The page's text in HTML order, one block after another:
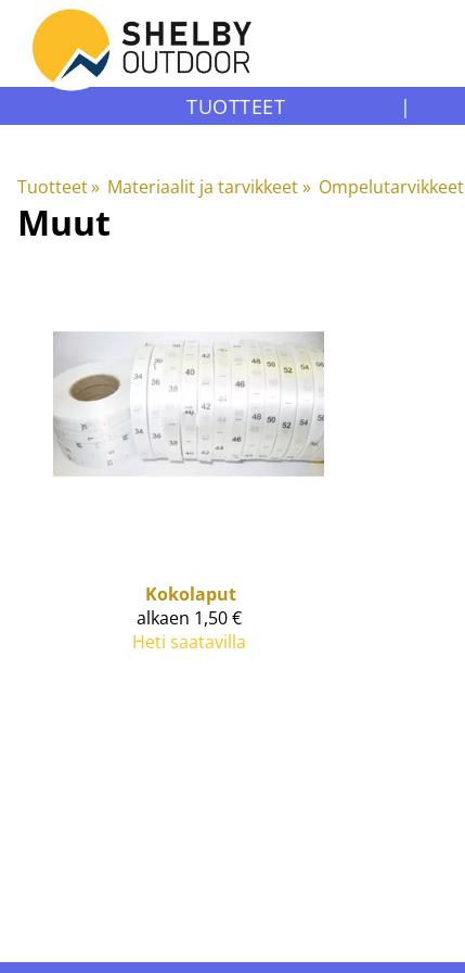
TUOTTEET |
Tuotteet‪» Materiaalit ja tarvikkeet‪» Ompelutarvikkeet
Muut
Kokolaput
alkaen 1,50 €
Heti saatavilla